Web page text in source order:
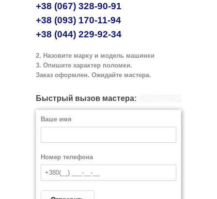
+38 (067) 328-90-91
+38 (093) 170-11-94
+38 (044) 229-92-34
2. Назовите марку и модель машинки
3. Опишите характер поломки.
Заказ оформлен. Ожидайте мастера.
Быстрый вызов мастера:
Ваше имя
Номер телефона